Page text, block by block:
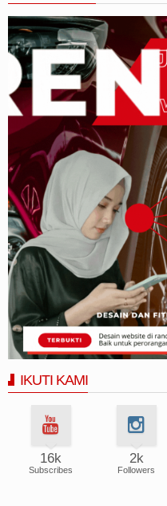
IKUTI KAMI
16k
Subscribes
2k
Followers